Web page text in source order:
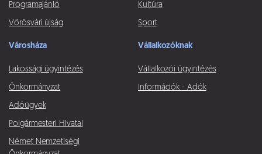
Programajánló
Vörösvári újság
Kultúra
Sport
Városháza
Lakossági ügyintézés
Önkormányzat
Adóügyek
Polgármesteri Hivatal
Német Nemzetiségi
Vállalkozóknak
Vállalkozói ügyintézés
Információk - Adók